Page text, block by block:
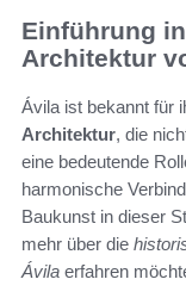
Einführung
Architektur
Ávila ist bekannt für
Architektur, die
eine bedeutende
harmonische
Baukunst in dieser
mehr über die
Ávila erfahren